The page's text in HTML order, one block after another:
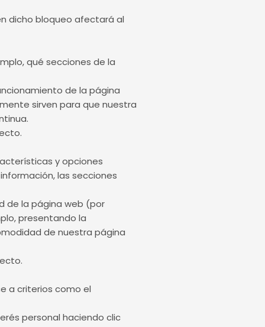
dicho bloqueo afectará al
qué secciones de la
de la página
sirven para que nuestra
y opciones
las secciones
de la página web (por
presentando la
de nuestra página
a criterios como el
personal haciendo clic